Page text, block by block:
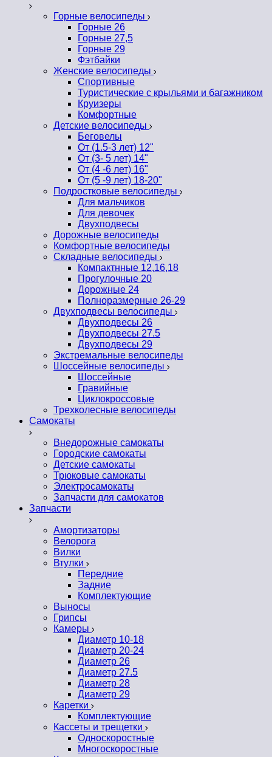
Горные велосипеды
Горные 26
Горные 27,5
Горные 29
Фэтбайки
Женские велосипеды
Спортивные
Туристические с крыльями и багажником
Круизеры
Комфортные
Детские велосипеды
Беговелы
От (1.5-3 лет) 12"
От (3- 5 лет) 14"
От (4 -6 лет) 16"
От (5 -9 лет) 18-20"
Подростковые велосипеды
Для мальчиков
Для девочек
Двухподвесы
Дорожные велосипеды
Комфортные велосипеды
Складные велосипеды
Компактнные 12,16,18
Прогулочные 20
Дорожные 24
Полноразмерные 26-29
Двухподвесы велосипеды
Двухподвесы 26
Двухподвесы 27.5
Двухподвесы 29
Экстремальные велосипеды
Шоссейные велосипеды
Шоссейные
Гравийные
Циклокроссовые
Трехколесные велосипеды
Самокаты
Внедорожные самокаты
Городские самокаты
Детские самокаты
Трюковые самокаты
Электросамокаты
Запчасти для самокатов
Запчасти
Амортизаторы
Велорога
Вилки
Втулки
Передние
Задние
Комплектующие
Выносы
Грипсы
Камеры
Диаметр 10-18
Диаметр 20-24
Диаметр 26
Диаметр 27.5
Диаметр 28
Диаметр 29
Каретки
Комплектующие
Кассеты и трещетки
Односкоростные
Многоскоростные